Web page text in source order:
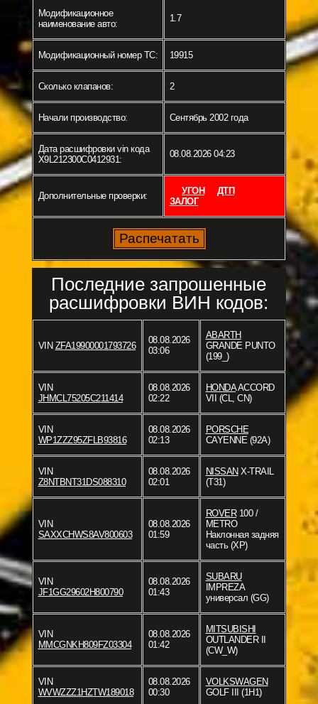
Модификационное
наименование авто:
1.7
Модификационный номер ТС: 19915
Сколько клапанов: 2
Начали производство: Сентябрь 2002 года
Дата расшифровки vin кода
X9L212300C0412931:
08.08.2026 04:23
Дополнительные проверки: УГОН
ДТП
ЗАЛОГ
Последние запрошенные
расшифровки ВИН кодов:
VIN ZFA19900001793726
08.08.2026
03:06
ABARTH
GRANDE PUNTO
(199_)
VIN
JHMCL75205C211414
08.08.2026
02:22
HONDAACCORD
VII (CL, CN)
VIN
WP1ZZZ95ZFLB93816
08.08.2026
02:13
PORSCHE
CAYENNE (92A)
VIN
Z8NTBNT31DS088310
08.08.2026
02:01
NISSAN X-TRAIL
(T31)
VIN
SAXXCHWS8AV800603
08.08.2026
01:59
ROVER100 /
METRO
Наклонная задняя
часть (XP)
VIN
JF1GG29602H800790
08.08.2026
01:43
SUBARU
IMPREZA
универсал (GG)
VIN
MMCGNKH809FZ03304
08.08.2026
01:42
MITSUBISHI
OUTLANDER II
(CW_W)
VIN
WVWZZZ1HZTW189018
08.08.2026
00:30
VOLKSWAGEN
GOLF III (1H1)